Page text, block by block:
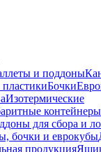
и поддоны
Бочки
Изотермические
контейнеры
для сбора и
бочки и еврокубы
продукция